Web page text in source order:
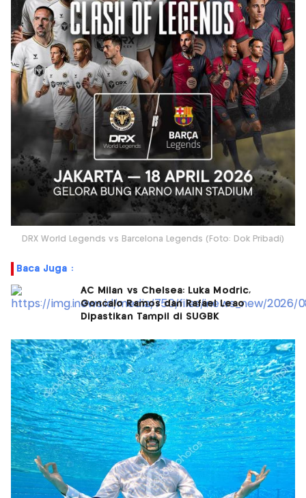
DRX World Legends vs Barcelona Legends (Foto: Dok Pribadi)
Baca Juga :
AC Milan vs Chelsea: Luka Modric,
Goncalo Ramos dan Rafael Leao
Dipastikan Tampil di SUGBK